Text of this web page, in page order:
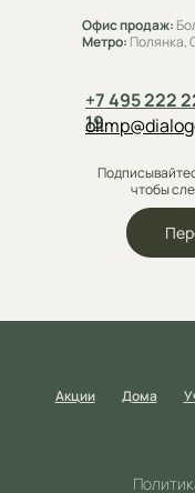
Офис продаж:
Метро: Полянка,
+7 495 222
19
чтобы
Акции Дома